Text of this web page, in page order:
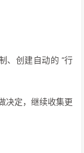
、创建自动的 “行
决定，继续收集更